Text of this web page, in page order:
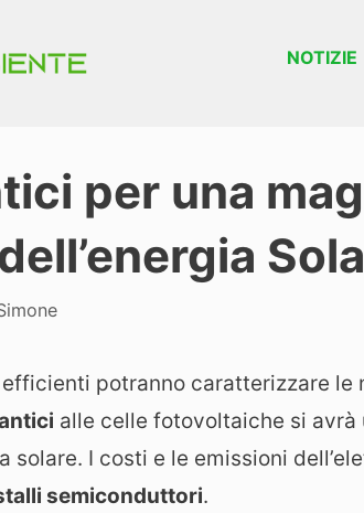
NOTIZIE
per una
potranno caratterizzare le
alle celle fotovoltaiche si avrà
solare. I costi e le emissioni
semiconduttori.